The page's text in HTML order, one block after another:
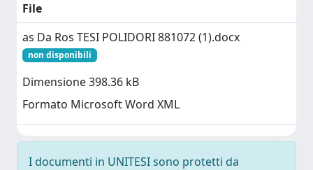
File
as Da Ros TESI POLIDORI 881072 (1).docx
non disponibili
Dimensione 398.36 kB
Formato Microsoft Word XML
I documenti in UNITESI sono protetti da